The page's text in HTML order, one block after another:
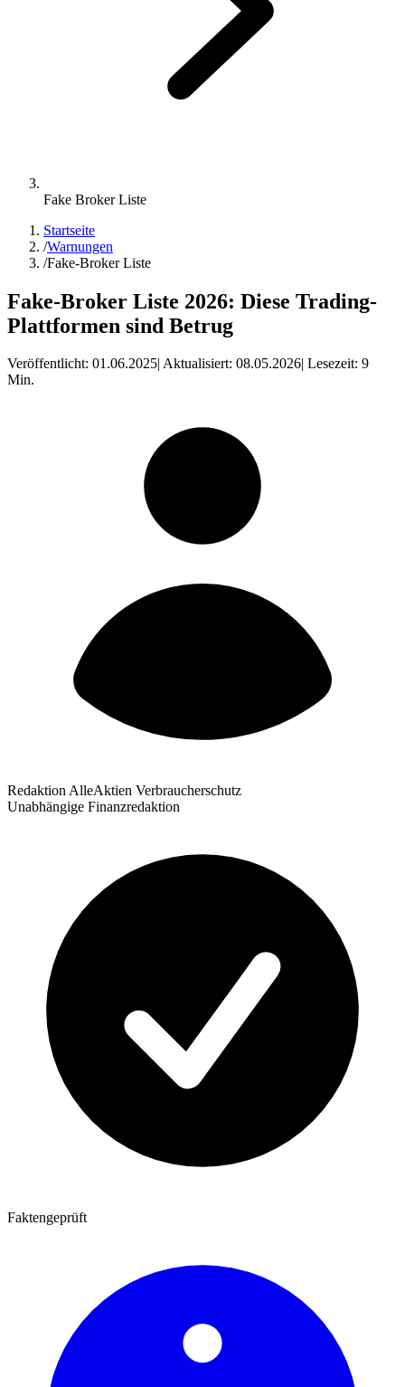
Fake Broker Liste
Startseite
/Warnungen
/Fake-Broker Liste
Fake-Broker Liste 2026: Diese Trading-
Plattformen sind Betrug
Veröffentlicht: 01.06.2025 | Aktualisiert: 08.05.2026 | Lesezeit: 9
Min.
Redaktion AlleAktien Verbraucherschutz
Unabhängige Finanzredaktion
Faktengeprüft